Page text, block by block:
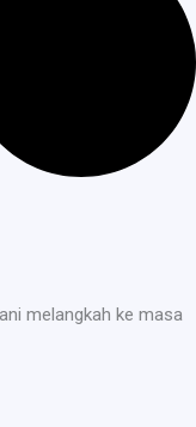
melangkah ke masa